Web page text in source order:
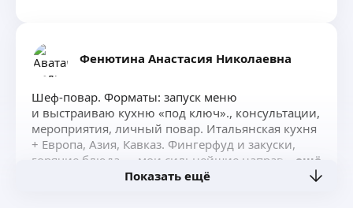
Фенютина Анастасия Николаевна
Шеф‑повар. Форматы: запуск меню
и выстраиваю кухню «под ключ»., консультации,
мероприятия, личный повар. Итальянская кухня
+ Европа, Азия, Кавказ. Фингерфуд и закуски,
горячие блюда — мои сильнейшие направления
(+23% к продажам). Исправляю ошибки в меню
ещё
Показать ещё